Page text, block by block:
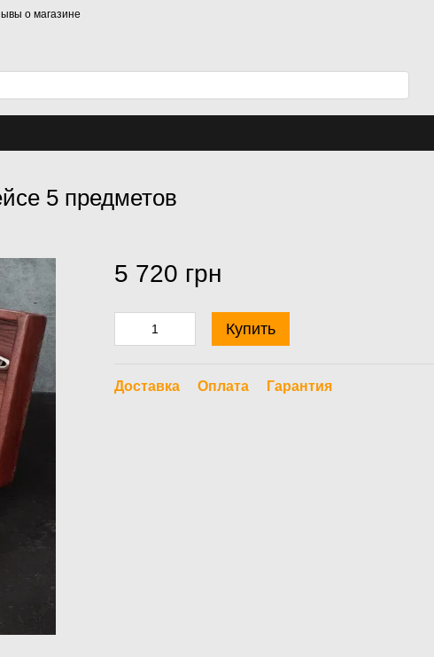
о магазине
5 предметов
5 720 грн
Купить
Доставка Оплата Гарантия